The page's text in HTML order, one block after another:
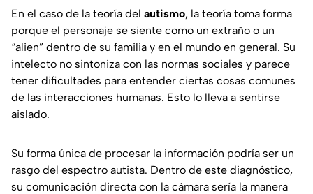
En el caso de la teoría del autismo, la teoría toma forma
porque el personaje se siente como un extraño o un
“alien” dentro de su familia y en el mundo en general. Su
intelecto no sintoniza con las normas sociales y parece
tener dificultades para entender ciertas cosas comunes
de las interacciones humanas. Esto lo lleva a sentirse
aislado.
Su forma única de procesar la información podría ser un
rasgo del espectro autista. Dentro de este diagnóstico,
su comunicación directa con la cámara sería la manera